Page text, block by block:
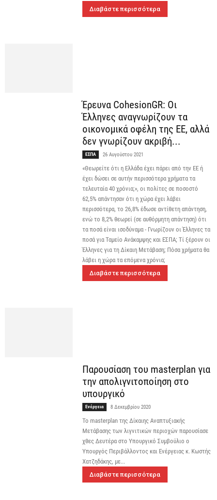
Διαβάστε περισσότερα
Έρευνα CohesionGR: Οι
Έλληνες αναγνωρίζουν τα
οικονομικά οφέλη της ΕΕ, αλλά
δεν γνωρίζουν ακριβή...
ΕΣΠΑ 26 Αυγούστου 2021
«Θεωρείτε ότι η Ελλάδα έχει πάρει από την ΕΕ ή
έχει δώσει σε αυτήν περισσότερα χρήματα τα
τελευταία 40 χρόνια;», οι πολίτες σε ποσοστό
62,5% απάντησαν ότι η χώρα έχει λάβει
περισσότερα, το 26,8% έδωσε αντίθετη απάντηση,
ενώ το 8,2% θεωρεί (σε αυθόρμητη απάντηση) ότι
τα ποσά είναι ισοδύναμα - Γνωρίζουν οι Έλληνες τα
ποσά για Ταμείο Ανάκαμψης και ΕΣΠΑ; Τί ξέρουν οι
Έλληνες για τη Δίκαιη Μετάβαση; Πόσα χρήματα θα
λάβει η χώρα τα επόμενα χρόνια;
Διαβάστε περισσότερα
Παρουσίαση του masterplan για
την απολιγνιτοποίηση στο
υπουργικό
Ενέργεια 8 Δεκεμβρίου 2020
Το masterplan της Δίκαιης Αναπτυξιακής
Μετάβασης των λιγνιτικών περιοχών παρουσίασε
χθες Δευτέρα στο Υπουργικό Συμβούλιο ο
Υπουργός Περιβάλλοντος και Ενέργειας κ. Κωστής
Χατζηδάκης, με...
Διαβάστε περισσότερα